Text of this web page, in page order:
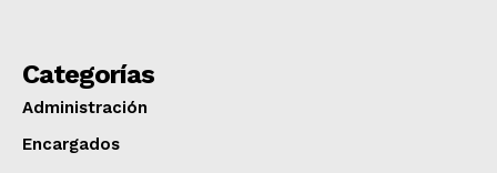
Categorías
Administración
Encargados